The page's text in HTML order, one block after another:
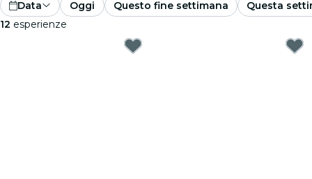
Data Oggi Questo fine settimana
Questa
12 esperienze